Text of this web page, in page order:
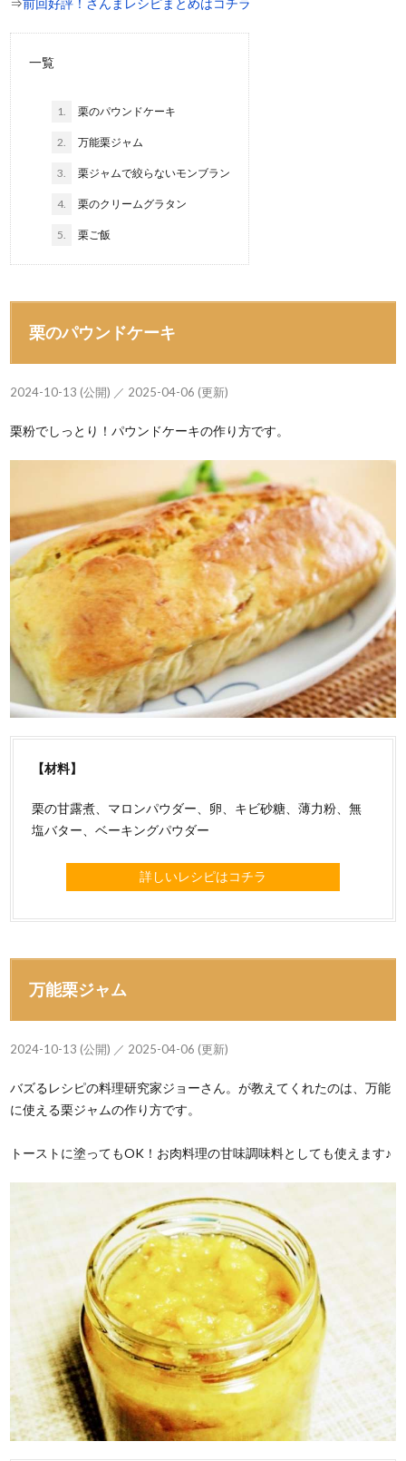
⇒前回好評！さんまレシピまとめはコチラ
一覧
1. 栗のパウンドケーキ
2. 万能栗ジャム
3. 栗ジャムで絞らないモンブラン
4. 栗のクリームグラタン
5. 栗ご飯
栗のパウンドケーキ
2024-10-13 (公開) ／ 2025-04-06 (更新)
栗粉でしっとり！パウンドケーキの作り方です。
【材料】
栗の甘露煮、マロンパウダー、卵、キビ砂糖、薄力粉、無
塩バター、ベーキングパウダー
詳しいレシピはコチラ
万能栗ジャム
2024-10-13 (公開) ／ 2025-04-06 (更新)
バズるレシピの料理研究家ジョーさん。が教えてくれたのは、万能
に使える栗ジャムの作り方です。
トーストに塗ってもOK！お肉料理の甘味調味料としても使えます♪